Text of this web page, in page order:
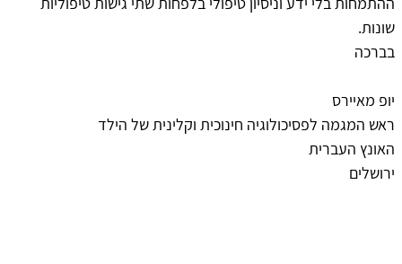
שונות.
בברכה
יופ מאיירס
ראש המגמה לפסיכולוגיה חינוכית וקלינית של הילד
האונץ העברית
ירושלים